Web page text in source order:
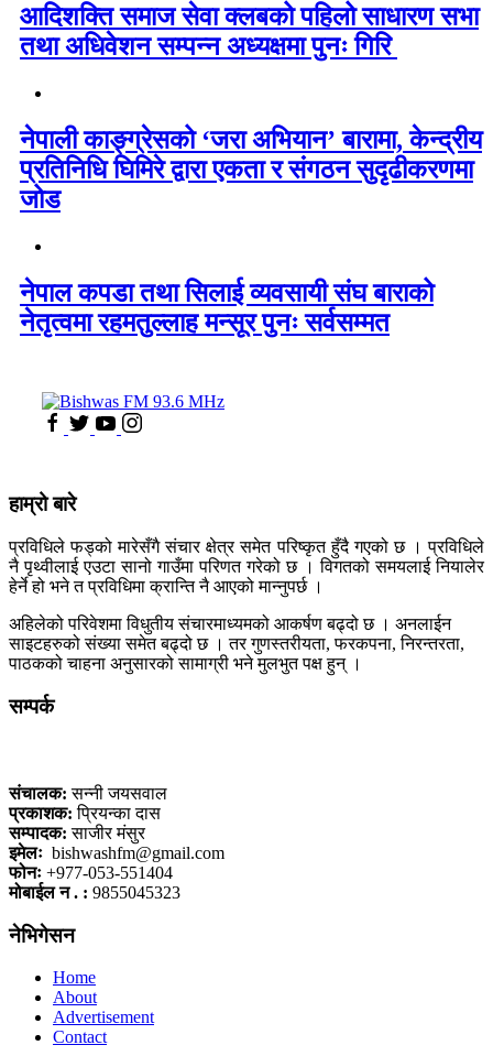
आदिशक्ति समाज सेवा क्लबको पहिलो साधारण सभा
तथा अधिवेशन सम्पन्न अध्यक्षमा पुनः गिरि
नेपाली काङ्ग्रेसको ‘जरा अभियान’ बारामा, केन्द्रीय
प्रतिनिधि घिमिरे द्वारा एकता र संगठन सुदृढीकरणमा
जोड
नेपाल कपडा तथा सिलाई व्यवसायी संघ बाराको
नेतृत्वमा रहमतुल्लाह मन्सूर पुनः सर्वसम्मत
हाम्रो बारे
प्रविधिले फड्को मारेसँगै संचार क्षेत्र समेत परिष्कृत हुँदै गएको छ । प्रविधिले
नै पृथ्वीलाई एउटा सानो गाउँमा परिणत गरेको छ । विगतको समयलाई नियालेर
हेर्ने हो भने त प्रविधिमा क्रान्ति नै आएको मान्नुपर्छ ।
अहिलेको परिवेशमा विधुतीय संचारमाध्यमको आकर्षण बढ्दो छ । अनलाईन
साइटहरुको संख्या समेत बढ्दो छ । तर गुणस्तरीयता, फरकपना, निरन्तरता,
पाठकको चाहना अनुसारको सामाग्री भने मुलभुत पक्ष हुन् ।
सम्पर्क
संचालक: सन्नी जयसवाल
प्रकाशक: प्रियन्का दास
सम्पादक: साजीर मंसुर
इमेलः bishwashfm@gmail.com
फोनः +977-053-551404
मोबाईल न . : 9855045323
नेभिगेसन
Home
About
Advertisement
Contact